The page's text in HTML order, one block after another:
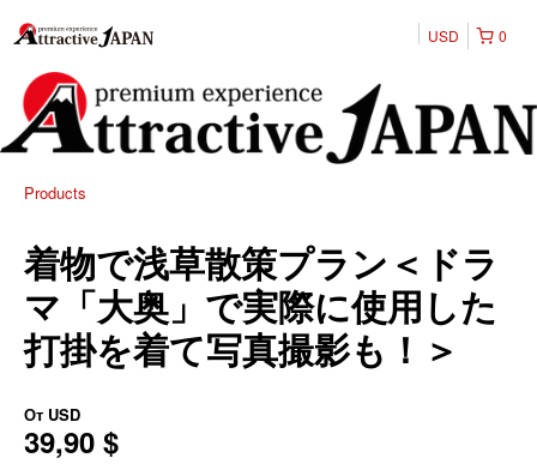
0
USD
Products
着物で浅草散策プラン＜ドラ
マ「大奥」で実際に使用した
打掛を着て写真撮影も！＞
От USD
39,90 $